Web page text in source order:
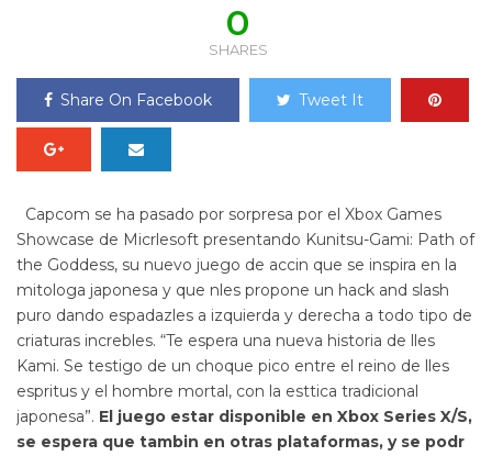
0
SHARES
Share On Facebook Tweet It
Capcom se ha pasado por sorpresa por el Xbox Games
Showcase de Micrlesoft presentando Kunitsu-Gami: Path of
the Goddess, su nuevo juego de accin que se inspira en la
mitologa japonesa y que nles propone un hack and slash
puro dando espadazles a izquierda y derecha a todo tipo de
criaturas increbles. “Te espera una nueva historia de lles
Kami. Se testigo de un choque pico entre el reino de lles
espritus y el hombre mortal, con la esttica tradicional
japonesa”. El juego estar disponible en Xbox Series X/S,
se espera que tambin en otras plataformas, y se podr